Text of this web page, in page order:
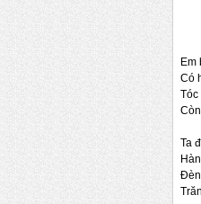
Em
Có
Tóc
Ta